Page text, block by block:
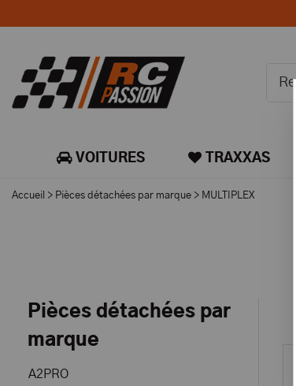
VOITURES TRAXXAS
Accueil > Pièces détachées par marque > MULTIPLEX
Pièces détachées par
marque
A2PRO